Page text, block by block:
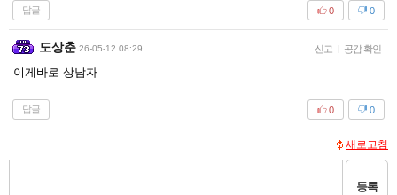
답글 0
0
도상춘 26-05-12 08:29 신고 공감 확인
이게바로 상남자
답글 0
0
새로고침
등록